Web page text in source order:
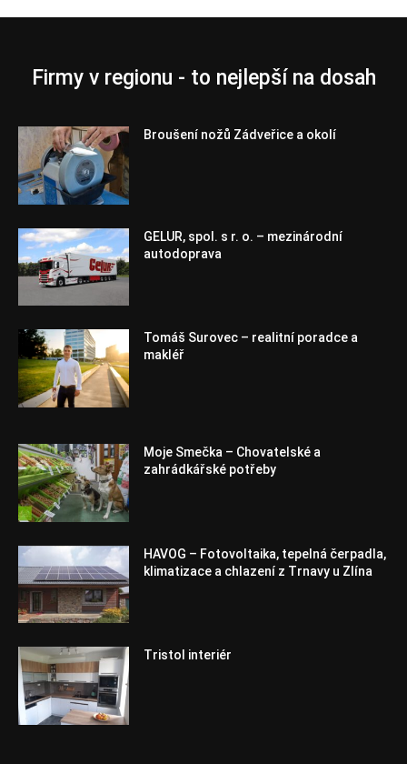
Firmy v regionu - to nejlepší na dosah
Broušení nožů Zádveřice a okolí
GELUR, spol. s r. o. – mezinárodní
autodoprava
Tomáš Surovec – realitní poradce a
makléř
Moje Smečka – Chovatelské a
zahrádkářské potřeby
HAVOG – Fotovoltaika, tepelná čerpadla,
klimatizace a chlazení z Trnavy u Zlína
Tristol interiér